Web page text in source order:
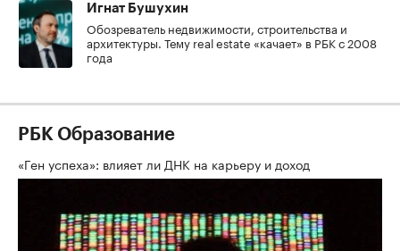
Игнат Бушухин
Обозреватель недвижимости, строительства и
архитектуры. Тему real estate «качает» в РБК с 2008
года
РБК Образование
«Ген успеха»: влияет ли ДНК на карьеру и доход